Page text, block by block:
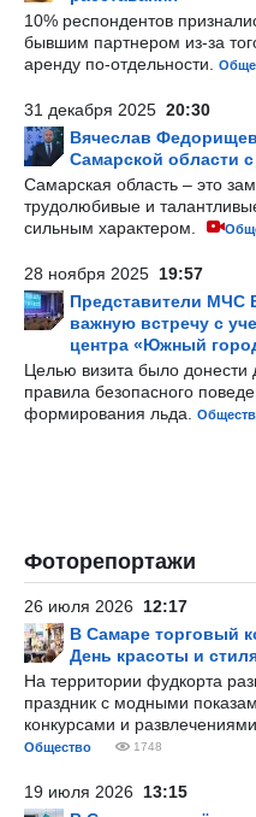
10% респондентов
бывшим партнером из-за
аренду по-отдельности.
31 декабря 2025 20:30
Вячеслав
Самарской области
Самарская область – это
трудолюбивые и
сильным характером.
28 ноября 2025 19:57
Представители МЧС
важную встречу с
центра «Южный
Целью визита было донести
правила безопасного
формирования льда.
Фоторепортажи
26 июля 2026 12:17
В Самаре торговый
День красоты и
На территории фудкорта
праздник с модными
конкурсами и
Общество 1748
19 июля 2026 13:15